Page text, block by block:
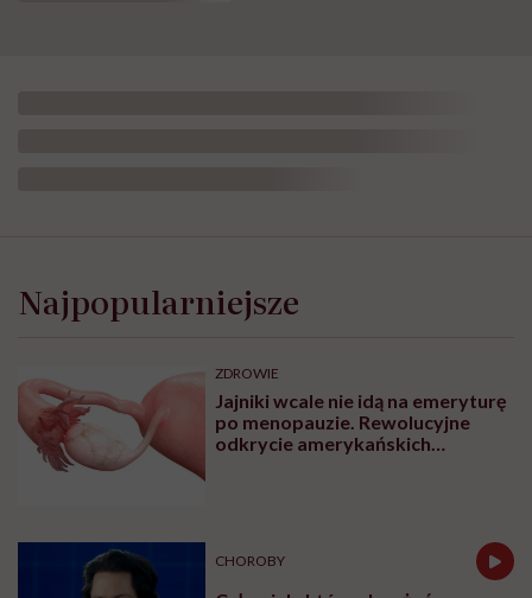
Najpopularniejsze
ZDROWIE
Jajniki wcale nie idą na emeryturę
po menopauzie. Rewolucyjne
odkrycie amerykańskich
CHOROBY